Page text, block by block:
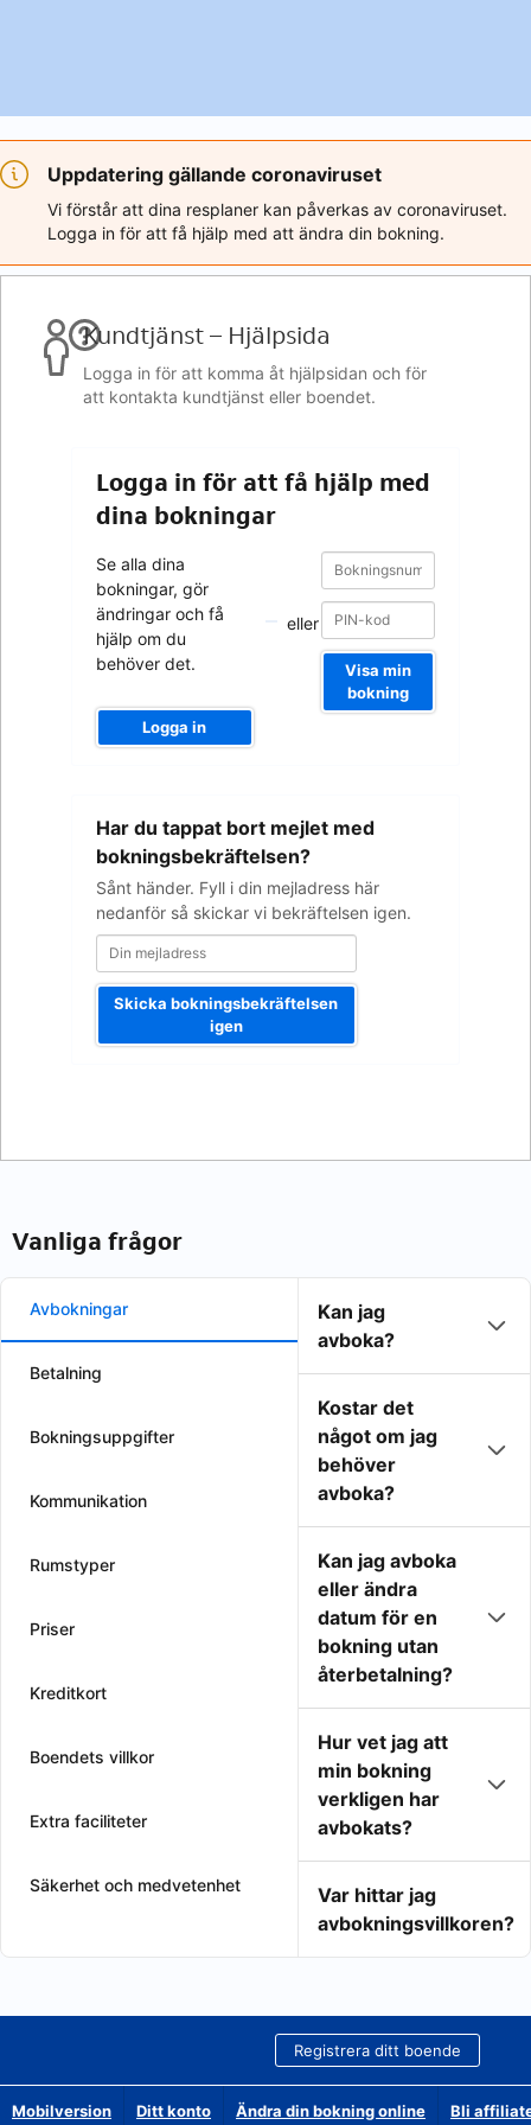
Uppdatering gällande coronaviruset
Vi förstår att dina resplaner kan påverkas av coronaviruset.
Logga in för att få hjälp med att ändra din bokning.
Kundtjänst – Hjälpsida
Logga in för att komma åt hjälpsidan och för
att kontakta kundtjänst eller boendet.
Logga in för att få hjälp med
dina bokningar
Se alla dina
bokningar, gör
ändringar och få
hjälp om du
behöver det.
Logga in
eller
Bokningsnummer
Bokningsnummer
Visa min
bokning
Har du tappat bort mejlet med
bokningsbekräftelsen?
Sånt händer. Fyll i din mejladress här
nedanför så skickar vi bekräftelsen igen.
mejladress
Skicka bokningsbekräftelsen
igen
Vanliga frågor
Avbokningar
Betalning
Bokningsuppgifter
Kommunikation
Rumstyper
Priser
Kreditkort
Boendets villkor
Extra faciliteter
Säkerhet och medvetenhet
Kan jag
avboka?
Kostar det
något om jag
behöver
avboka?
Kan jag avboka
eller ändra
datum för en
bokning utan
återbetalning?
Hur vet jag att
min bokning
verkligen har
avbokats?
Var hittar jag
avbokningsvillkoren?
Registrera ditt boende
Mobilversion Ditt konto Ändra din bokning online Bli